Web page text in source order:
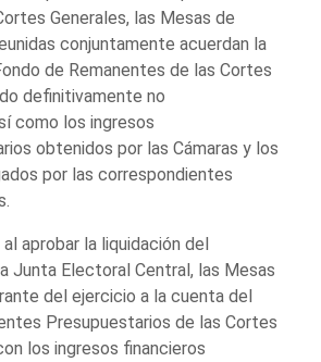
Generales, las Mesas de
conjuntamente acuerdan la
de Remanentes de las Cortes
definitivamente no
como los ingresos
obtenidos por las Cámaras y los
por las correspondientes
aprobar la liquidación del
Junta Electoral Central, las Mesas
del ejercicio a la cuenta del
Presupuestarios de las Cortes
los ingresos financieros